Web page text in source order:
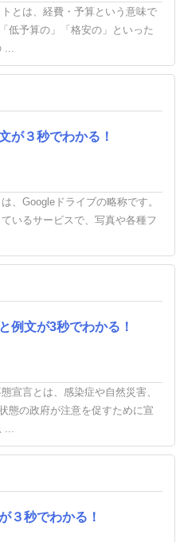
とは、経費・予算という意味で
低予算の」「格安の」といった
...
が３秒でわかる！
、Googleドライブの略称です。
いるサービスで、写真や各種フ
例文が3秒でわかる！
宣言とは、感染症や自然災害、
態の政府が注意を促すために宣
...
３秒でわかる！